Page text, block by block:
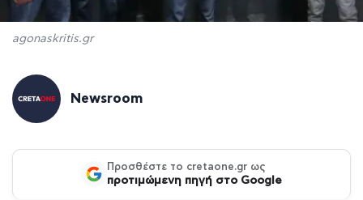
agonaskritis.gr
Newsroom
Προσθέστε το cretaone.gr ως
προτιμώμενη πηγή στο Google